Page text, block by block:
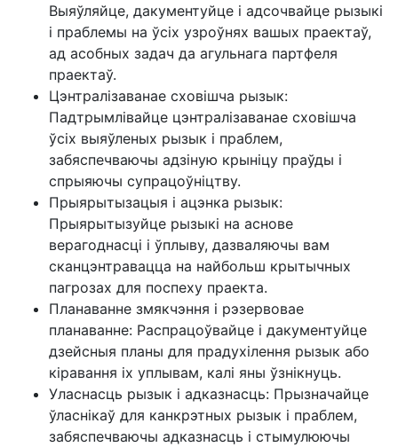
Выяўляйце, дакументуйце і адсочвайце рызыкі
і праблемы на ўсіх узроўнях вашых праектаў,
ад асобных задач да агульнага партфеля
праектаў.
Цэнтралізаванае сховішча рызык:
Падтрымлівайце цэнтралізаванае сховішча
ўсіх выяўленых рызык і праблем,
забяспечваючы адзіную крыніцу праўды і
спрыяючы супрацоўніцтву.
Прыярытызацыя і ацэнка рызык:
Прыярытызуйце рызыкі на аснове
верагоднасці і ўплыву, дазваляючы вам
сканцэнтравацца на найбольш крытычных
пагрозах для поспеху праекта.
Планаванне змякчэння і рэзервовае
планаванне: Распрацоўвайце і дакументуйце
дзейсныя планы для прадухілення рызык або
кіравання іх уплывам, калі яны ўзнікнуць.
Уласнасць рызык і адказнасць: Прызначайце
ўласнікаў для канкрэтных рызык і праблем,
забяспечваючы адказнасць і стымулюючы